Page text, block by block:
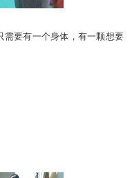
要有一个身体，有一颗想要